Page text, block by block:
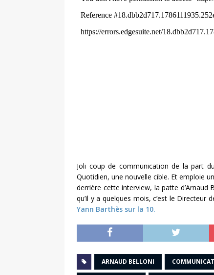
Joli coup de communication de la part
Quotidien, une nouvelle cible. Et emploie
derrière cette interview, la patte
qu’il y a quelques mois, c’est le Directeur
Yann Barthès sur la 10.
ARNAUD BELLONI